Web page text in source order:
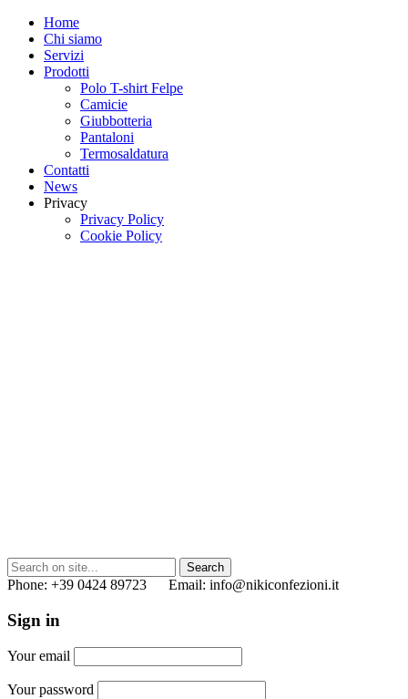
Home
Chi siamo
Servizi
Prodotti
Polo T-shirt Felpe
Camicie
Giubbotteria
Pantaloni
Termosaldatura
Contatti
News
Privacy
Privacy Policy
Cookie Policy
Phone: +39 0424 89723 Email: info@nikiconfezioni.it
Sign in
Your email
Your password